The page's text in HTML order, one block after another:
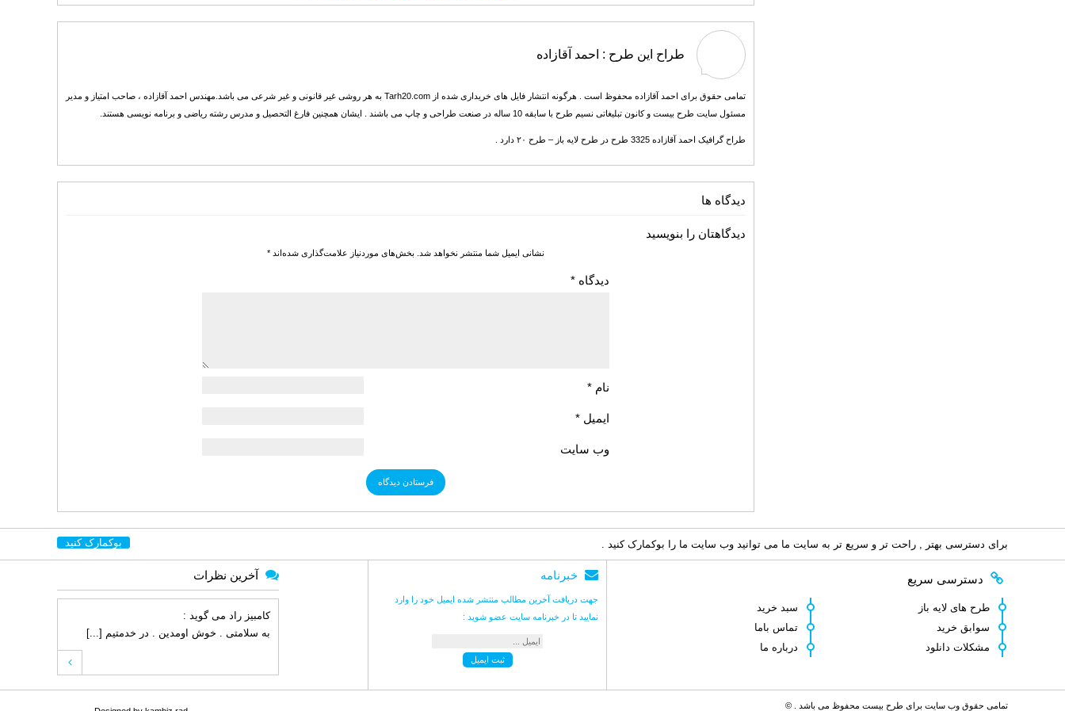
طراح این طرح : احمد آقازاده
تمامی حقوق برای احمد آقازاده محفوظ است . هرگونه انتشار فایل های خریداری شده از Tarh20.com به هر روشی غیر قانونی و غیر شرعی می باشد.مهندس احمد آقازاده ، صاحب امتیاز و مدیر
مسئول سایت طرح بیست و کانون تبلیغاتی نسیم طرح با سابقه 10 ساله در صنعت طراحی و چاپ می باشند . ایشان همچنین فارغ التحصیل و مدرس رشته ریاضی و برنامه نویسی هستند.
طراح گرافیک احمد آقازاده 3325 طرح در طرح لایه باز – طرح ۲۰ دارد .
دیدگاه ها
دیدگاهتان را بنویسید
نشانی ایمیل شما منتشر نخواهد شد. بخش‌های موردنیاز علامت‌گذاری شده‌اند *
دیدگاه *
نام *
ایمیل *
وب‌ سایت
بوکمارک کنید برای دسترسی بهتر , راحت تر و سریع تر به سایت ما می توانید وب سایت ما را بوکمارک کنید .
آخرین نظرات
کامبیز راد می گوید :
به سلامتی . خوش اومدین . در خدمتیم [...]
دسترسی سریع
طرح های لایه باز
سبد خرید
سوابق خرید
تماس باما
مشکلات دانلود
درباره ما
خبرنامه
جهت دریافت آخرین مطالب منتشر شده ایمیل خود را وارد
نمایید تا در خبرنامه سایت عضو شوید :
تمامی حقوق وب سایت برای طرح بیست محفوظ می باشد . ©